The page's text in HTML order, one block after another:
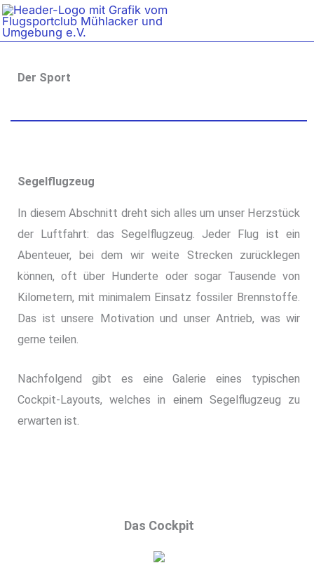
Zum
Inhalt
Der Sport
Segelflugzeug
In diesem Abschnitt dreht sich alles um unser Herzstück
der Luftfahrt: das Segelflugzeug. Jeder Flug ist ein
Abenteuer, bei dem wir weite Strecken zurücklegen
können, oft über Hunderte oder sogar Tausende von
Kilometern, mit minimalem Einsatz fossiler Brennstoffe.
Das ist unsere Motivation und unser Antrieb, was wir
gerne teilen.
Nachfolgend gibt es eine Galerie eines typischen
Cockpit-Layouts, welches in einem Segelflugzeug zu
erwarten ist.
Das Cockpit